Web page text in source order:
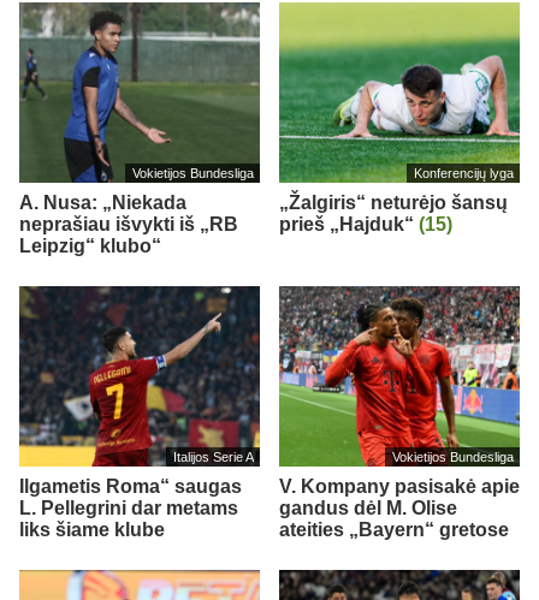
Vokietijos Bundesliga
A. Nusa: „Niekada
neprašiau išvykti iš „RB
Leipzig“ klubo“
Konferencijų lyga
„Žalgiris“ neturėjo šansų
prieš „Hajduk“ (15)
Italijos Serie A
Ilgametis Roma“ saugas
L. Pellegrini dar metams
liks šiame klube
Vokietijos Bundesliga
V. Kompany pasisakė apie
gandus dėl M. Olise
ateities „Bayern“ gretose